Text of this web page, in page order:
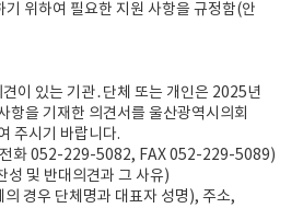
위하여 필요한 지원 사항을 규정함(안
이 있는 기관․단체 또는 개인은 2025년
항을 기재한 의견서를 울산광역시의회
주시기 바랍니다.
전화 052-229-5082, FAX 052-229-5089)
성 및 반대의견과 그 사유)
경우 단체명과 대표자 성명), 주소,